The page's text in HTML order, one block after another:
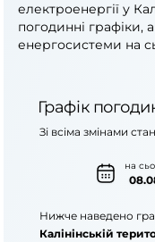
електроенергії у
погодинні графіки,
енергосистеми на
Графік
на
Зі всіма змінами
Нижче наведено
Калінінській